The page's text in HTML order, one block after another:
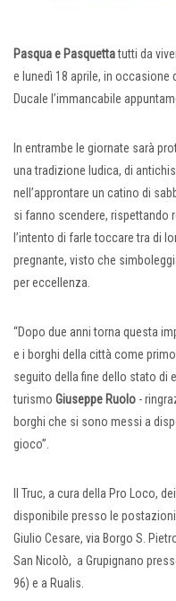
Pasqua e Pasquettatutti da
e lunedì 18 aprile, in occasione
Ducale l’immancabile
In entrambe le giornate sarà
una tradizione ludica, di
nell’approntare un catino di
si fanno scendere, rispettando
l’intento di farle toccare tra di
pregnante, visto che
per eccellenza.
“Dopo due anni torna questa
e i borghi della città come
seguito della fine dello stato di
turismo Giuseppe Ruolo -
borghi che si sono messi a
gioco”.
Il Truc, a cura della Pro Loco,
disponibile presso le
Giulio Cesare, via Borgo S.
San Nicolò, a Grupignano
96) e a Rualis.